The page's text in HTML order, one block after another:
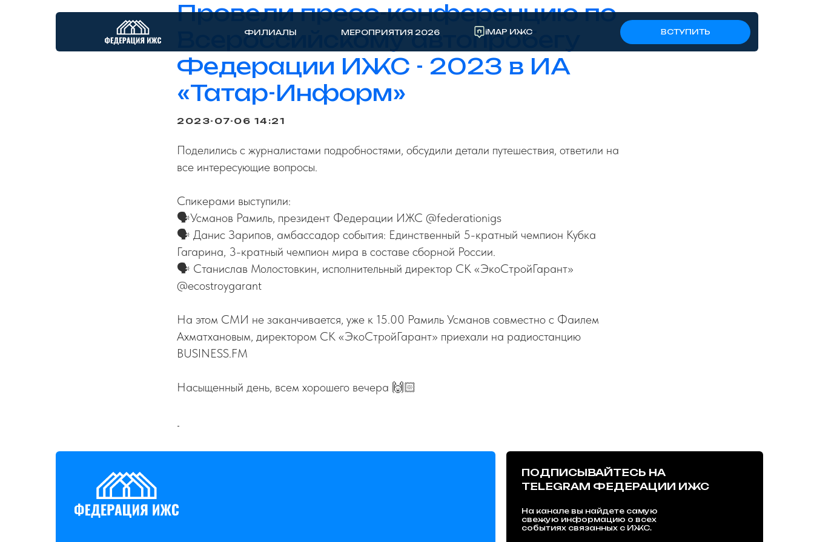
iMAP ИЖС
МЕРОПРИЯТИЯ 2026
ФИЛИАЛЫ ВСТУПИТЬ
Провели пресс-конференцию по
Всероссийскому автопробегу
Федерации ИЖС - 2023 в ИА
«Татар-Информ»
2023-07-06 14:21
Поделились с журналистами подробностями, обсудили детали путешествия, ответили на
все интересующие вопросы.
Спикерами выступили:
🗣️Усманов Рамиль, президент Федерации ИЖС @federationigs
🗣️ Данис Зарипов, амбассадор события: Единственный 5-кратный чемпион Кубка
Гагарина, 3-кратный чемпион мира в составе сборной России.
🗣️ Станислав Молостовкин, исполнительный директор СК «ЭкоСтройГарант»
@ecostroygarant
На этом СМИ не заканчивается, уже к 15.00 Рамиль Усманов совместно с Фаилем
Ахматхановым, директором СК «ЭкоСтройГарант» приехали на радиостанцию
BUSINESS.FM
Насыщенный день, всем хорошего вечера 🙌🏻
-
На канале вы найдете самую
свежую информацию о всех
событиях связанных с ИЖС.
ПОДПИСЫВАЙТЕСЬ НА
TELEGRAM ФЕДЕРАЦИИ ИЖС